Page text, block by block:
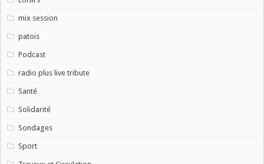
mix session
patois
Podcast
radio plus live tribute
Santé
Solidarité
Sondages
Sport